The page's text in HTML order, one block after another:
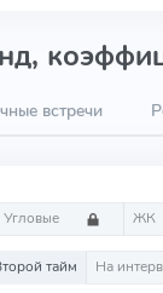
встречи
Угловые ЖК
тайм